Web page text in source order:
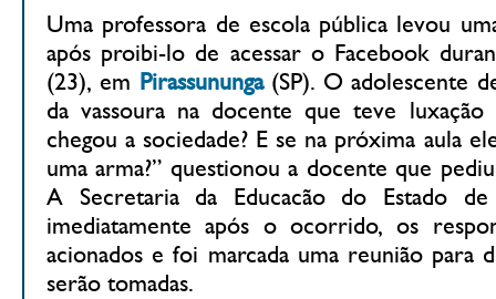
Uma professora de escola pública levou
após proibi-lo de acessar o Facebook
(23), em Pirassununga(SP). O adolescente
da vassoura na docente que teve
chegou a sociedade? E se na próxima aula
uma arma?” questionou a docente que
A Secretaria da Educacão do Estado
imediatamente após o ocorrido, os
acionados e foi marcada uma reunião para
serão tomadas.